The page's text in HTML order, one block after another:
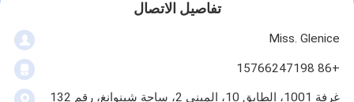
تفاصيل الاتصال
Miss. Glenice
+86 15766247198
غرفة 1001، الطابق 10، المبنى 2، ساحة شينوانغ، رقم 132